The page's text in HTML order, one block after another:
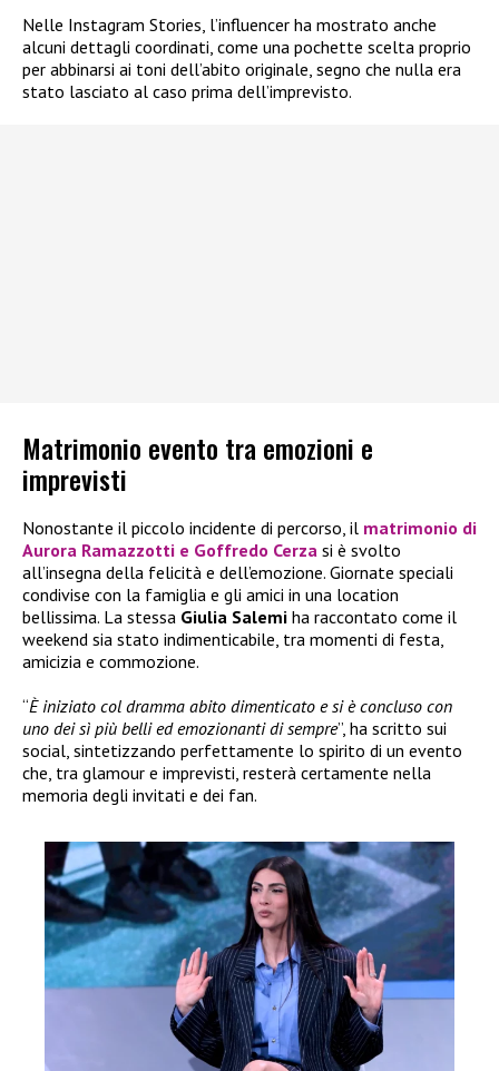
Nelle Instagram Stories, l’influencer ha mostrato anche
alcuni dettagli coordinati, come una pochette scelta proprio
per abbinarsi ai toni dell’abito originale, segno che nulla era
stato lasciato al caso prima dell’imprevisto.
Matrimonio evento tra emozioni e
imprevisti
Nonostante il piccolo incidente di percorso, il matrimonio di
Aurora Ramazzotti e Goffredo Cerza si è svolto
all’insegna della felicità e dell’emozione. Giornate speciali
condivise con la famiglia e gli amici in una location
bellissima. La stessa Giulia Salemi ha raccontato come il
weekend sia stato indimenticabile, tra momenti di festa,
amicizia e commozione.
“È iniziato col dramma abito dimenticato e si è concluso con
uno dei sì più belli ed emozionanti di sempre”, ha scritto sui
social, sintetizzando perfettamente lo spirito di un evento
che, tra glamour e imprevisti, resterà certamente nella
memoria degli invitati e dei fan.